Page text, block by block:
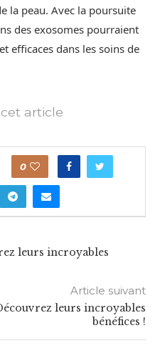
la peau. Avec la poursuite
des exosomes pourraient
efficaces dans les soins de
article
0
leurs incroyables
Article suivant
leurs incroyables
bénéfices !